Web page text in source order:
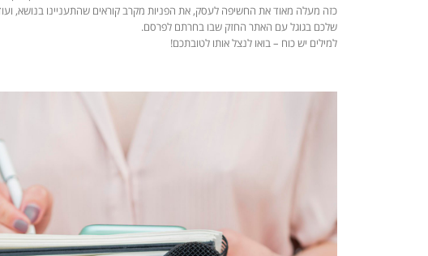
כזה מעלה מאוד את החשיפה לעסק, את הפניות מקרב קוראים שהתעניינו בנושא,
שלכם בגוגל עם האתר החזק שבו בחרתם לפרסם.
למילים יש כוח – בואו לנצל אותו לטובתכם!